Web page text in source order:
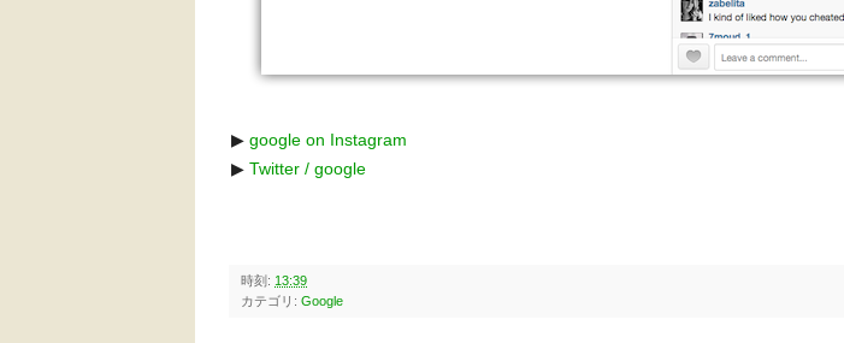
▶︎ google on Instagram
▶︎ Twitter / google
時刻: 13:39
カテゴリ: Google